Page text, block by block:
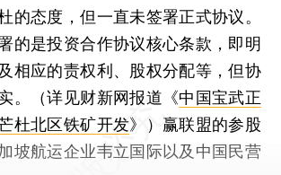
的态度，但一直未签署正式协议。
的是投资合作协议核心条款，即明
相应的责权利、股权分配等，但协
。（详见财新网报道《中国宝武正
杜北区铁矿开发》）赢联盟的参股
坡航运企业韦立国际以及中国民营